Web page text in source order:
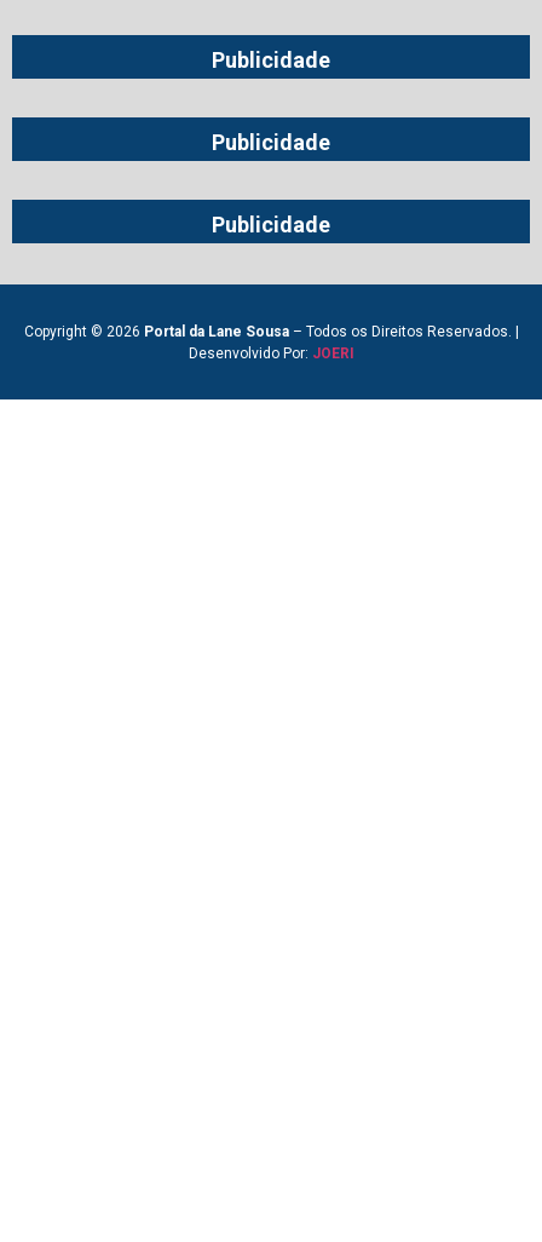
Publicidade
Publicidade
Publicidade
Copyright © 2026 Portal da Lane Sousa– Todos os Direitos Reservados. |
Desenvolvido Por: JOERI